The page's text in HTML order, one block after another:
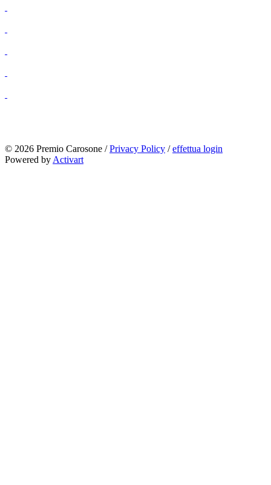
© 2026 Premio Carosone /Privacy Policy /effettua login
Powered by Activart